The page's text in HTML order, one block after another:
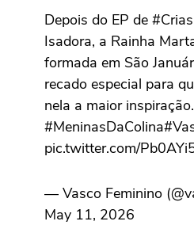
Depois do EP de
Isadora, a Rainha
formada em São
recado especial para
nela a maior
pic.twitter.com/
— Vasco Feminino
May 11, 2026